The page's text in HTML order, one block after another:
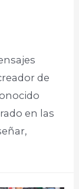
de
en las